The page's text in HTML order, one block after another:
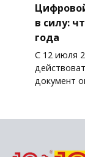
в силу:
года
С 12 июля
документ